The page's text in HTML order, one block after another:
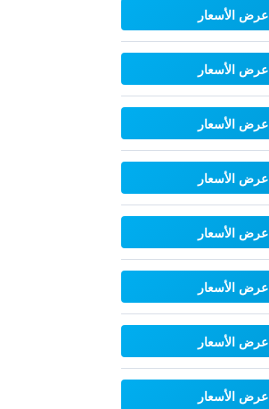
عرض الأسعار
عرض الأسعار
عرض الأسعار
عرض الأسعار
عرض الأسعار
عرض الأسعار
عرض الأسعار
عرض الأسعار